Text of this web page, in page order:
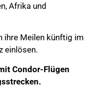
Afrika und
ihre Meilen künftig im
einlösen.
Condor-Flügen